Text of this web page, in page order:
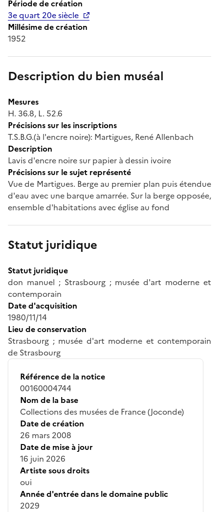
Période de création
3e quart 20e siècle
Millésime de création
1952
Description du bien muséal
Mesures
H. 36.8, L. 52.6
Précisions sur les inscriptions
T.S.B.G.(à l'encre noire): Martigues, René Allenbach
Description
Lavis d'encre noire sur papier à dessin ivoire
Précisions sur le sujet représenté
Vue de Martigues. Berge au premier plan puis étendue
d'eau avec une barque amarrée. Sur la berge opposée,
ensemble d'habitations avec église au fond
Statut juridique
Statut juridique
don manuel ; Strasbourg ; musée d'art moderne et
contemporain
Date d'acquisition
1980/11/14
Lieu de conservation
Strasbourg ; musée d'art moderne et contemporain
de Strasbourg
Référence de la notice
00160004744
Nom de la base
Collections des musées de France (Joconde)
Date de création
26 mars 2008
Date de mise à jour
16 juin 2026
Artiste sous droits
oui
Année d'entrée dans le domaine public
2029